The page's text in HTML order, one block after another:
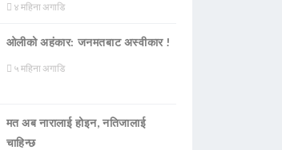
४ महिना अगाडि
ओलीको अहंकार: जनमतबाट अस्वीकार !
५ महिना अगाडि
मत अब नारालाई होइन, नतिजालाई
चाहिन्छ